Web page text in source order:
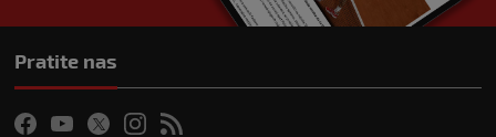
Pratite nas